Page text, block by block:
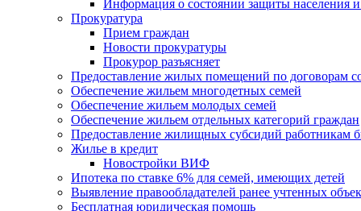
Информация о состоянии защиты населения
Прокуратура
Прием граждан
Новости прокуратуры
Прокурор разъясняет
Предоставление жилых помещений по договорам
Обеспечение жильем многодетных семей
Обеспечение жильем молодых семей
Обеспечение жильем отдельных категорий граждан
Предоставление жилищных субсидий работникам
Жилье в кредит
Новостройки ВИФ
Ипотека по ставке 6% для семей, имеющих детей
Выявление правообладателей ранее учтенных
Бесплатная юридическая помощь